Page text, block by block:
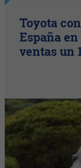
Toyota
España
ventas un